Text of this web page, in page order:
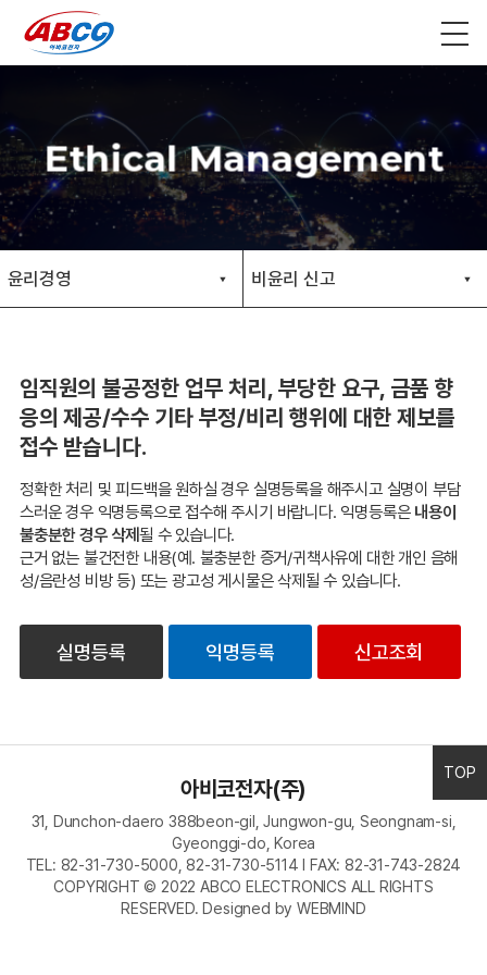
Ethical Management
윤리경영 ▼ 비윤리 신고 ▼
임직원의 불공정한 업무 처리, 부당한 요구, 금품 향
응의 제공/수수 기타 부정/비리 행위에 대한 제보를
접수 받습니다.
정확한 처리 및 피드백을 원하실 경우 실명등록을 해주시고 실명이 부담
스러운 경우 익명등록으로 접수해 주시기 바랍니다. 익명등록은 내용이
불충분한 경우 삭제될 수 있습니다.
근거 없는 불건전한 내용(예. 불충분한 증거/귀책사유에 대한 개인 음해
성/음란성 비방 등) 또는 광고성 게시물은 삭제될 수 있습니다.
실명등록 익명등록 신고조회
TOP
아비코전자(주)
31, Dunchon-daero 388beon-gil, Jungwon-gu, Seongnam-si,
Gyeonggi-do, Korea
TEL: 82-31-730-5000, 82-31-730-5114 I FAX: 82-31-743-2824
COPYRIGHT © 2022 ABCO ELECTRONICS ALL RIGHTS
RESERVED.Designed by WEBMIND